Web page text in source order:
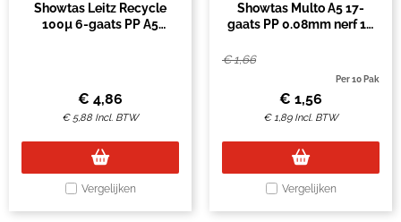
Showtas Leitz Recycle
100µ 6-gaats PP A5
€ 4,86
€ 5,88 Incl. BTW
Vergelijken
Showtas Multo A5 17-
gaats PP 0.08mm nerf 10
€1,66
Per 10 Pak
€ 1,56
€1,89 Incl. BTW
Vergelijken